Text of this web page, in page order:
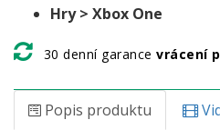
Hry > Xbox One
30 denní garance vrácení
Popis produktu